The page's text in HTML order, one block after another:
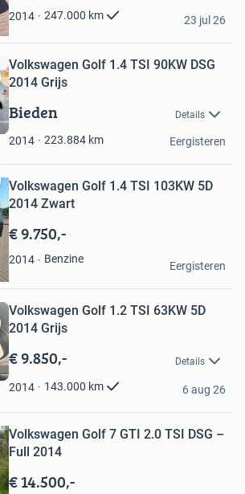
2014 247.000 km 23 jul 26
Volkswagen Golf 1.4 TSI 90KW DSG
2014 Grijs
Bieden Details
2014 223.884 km Eergisteren
Volkswagen Golf 1.4 TSI 103KW 5D
2014 Zwart
€ 9.750,-
2014 Benzine
Eergisteren
Volkswagen Golf 1.2 TSI 63KW 5D
2014 Grijs
€ 9.850,- Details
2014 143.000 km 6 aug 26
Volkswagen Golf 7 GTI 2.0 TSI DSG –
Full 2014
€ 14.500,-